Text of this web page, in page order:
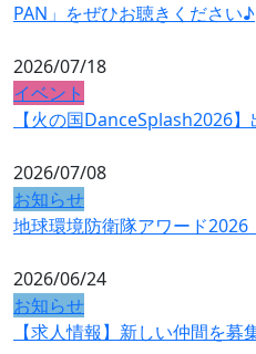
PAN」をぜひお聴きください♪
2026/07/18
イベント
【火の国DanceSplash2026
2026/07/08
お知らせ
地球環境防衛隊アワード
2026/06/24
お知らせ
【求人情報】新しい仲間を募